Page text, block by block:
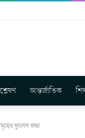
রাইটার্স ইউনিয়ন এর
আন্তর্জাতিক
ফুলেল শ্রদ্ধা